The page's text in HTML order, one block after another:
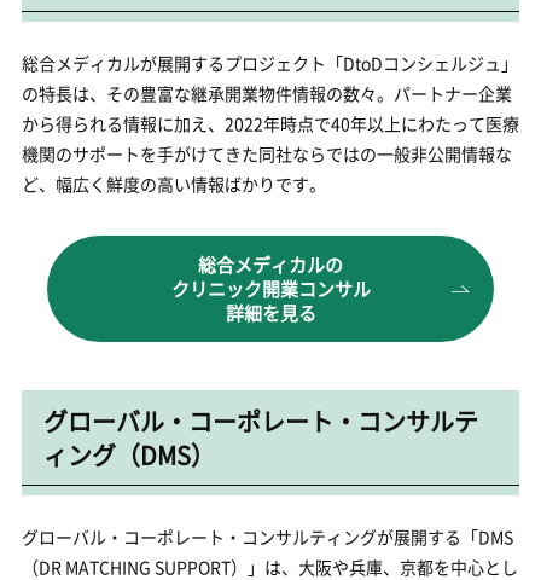
総合メディカルが展開するプロジェクト「DtoDコンシェルジュ」
の特長は、その豊富な継承開業物件情報の数々。パートナー企業
から得られる情報に加え、2022年時点で40年以上にわたって医療
機関のサポートを手がけてきた同社ならではの一般非公開情報な
ど、幅広く鮮度の高い情報ばかりです。
総合メディカルの
クリニック開業コンサル
詳細を見る
グローバル・コーポレート・コンサルテ
ィング（DMS）
グローバル・コーポレート・コンサルティングが展開する「DMS
（DR MATCHING SUPPORT）」は、大阪や兵庫、京都を中心とし